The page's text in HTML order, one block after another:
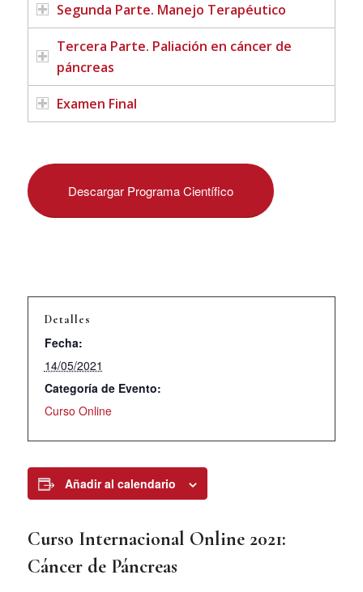
Segunda Parte. Manejo Terapéutico
Tercera Parte. Paliación en cáncer de
páncreas
Examen Final
Descargar Programa Científico
Detalles
Fecha:
14/05/2021
Categoría de Evento:
Curso Online
Añadir al calendario
Curso Internacional Online 2021:
Cáncer de Páncreas